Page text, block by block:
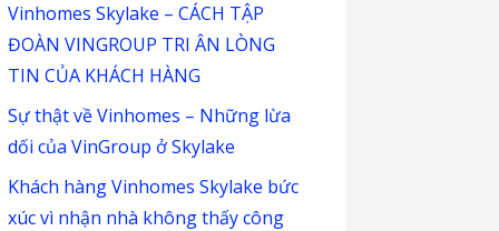
Vinhomes Skylake – CÁCH TẬP
ĐOÀN VINGROUP TRI ÂN LÒNG
TIN CỦA KHÁCH HÀNG
Sự thật về Vinhomes – Những lừa
dối của VinGroup ở Skylake
Khách hàng Vinhomes Skylake bức
xúc vì nhận nhà không thấy công